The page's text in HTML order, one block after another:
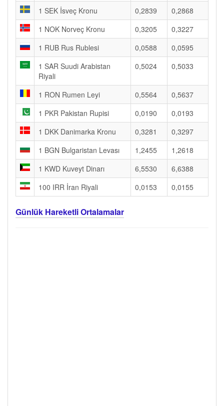
1 SEK İsveç Kronu 0,2839
0,2868
1 NOK Norveç Kronu
0,3205
0,3227
1 RUB Rus Rublesi
0,0588
0,0595
1 SAR Suudi Arabistan
Riyali
0,5024 0,5033
1 RON Rumen Leyi 0,5564
0,5637
1 PKR Pakistan Rupisi
0,0190
0,0193
1 DKK Danimarka Kronu
0,3281
0,3297
1 BGN Bulgaristan Levası
1,2455
1,2618
1 KWD Kuveyt Dinarı
6,5530
6,6388
100 IRR İran Riyali
0,0153 0,0155
Günlük Hareketli Ortalamalar